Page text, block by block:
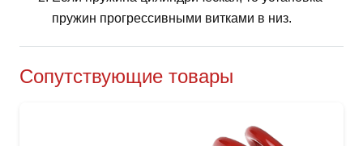
пружин прогрессивными витками в низ.
Сопутствующие товары